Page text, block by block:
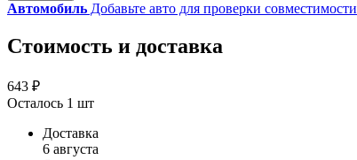
Автомобиль Добавьте авто для проверки совместимости
Стоимость и доставка
643 ₽
Осталось 1 шт
Доставка
6 августа